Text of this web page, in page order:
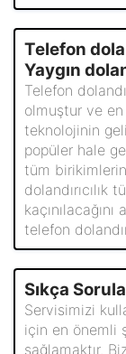
Telefon
Yaygın
Telefon
olmuştur ve en
teknolojinin
popüler hale
tüm
dolandırıcılık
telefon
Sıkça
Servisimizi
için en önemli
sağlamaktır.